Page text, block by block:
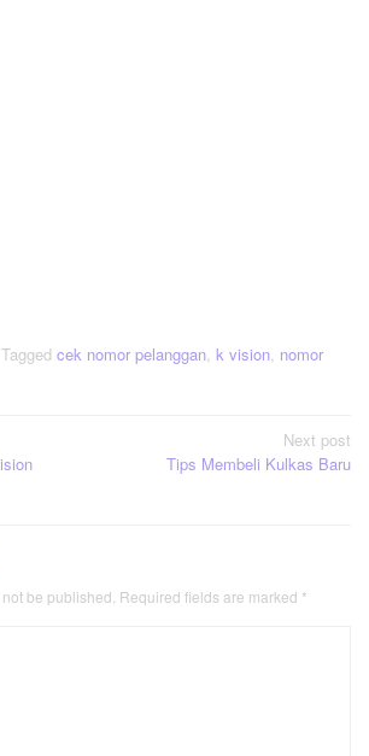
Tagged cek nomor pelanggan, k vision, nomor
Next post
Tips Membeli Kulkas Baru
be published. Required fields are marked *